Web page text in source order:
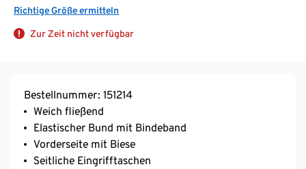
Richtige Größe ermitteln
Zur Zeit nicht verfügbar
Bestellnummer: 151214
Weich fließend
Elastischer Bund mit Bindeband
Vorderseite mit Biese
Seitliche Eingrifftaschen